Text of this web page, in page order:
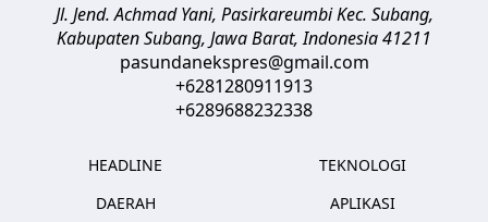
Jl. Jend. Achmad Yani, Pasirkareumbi Kec. Subang,
Kabupaten Subang, Jawa Barat,Indonesia41211
pasundanekspres@gmail.com
+6281280911913
+6289688232338
HEADLINE
DAERAH
TEKNOLOGI
APLIKASI